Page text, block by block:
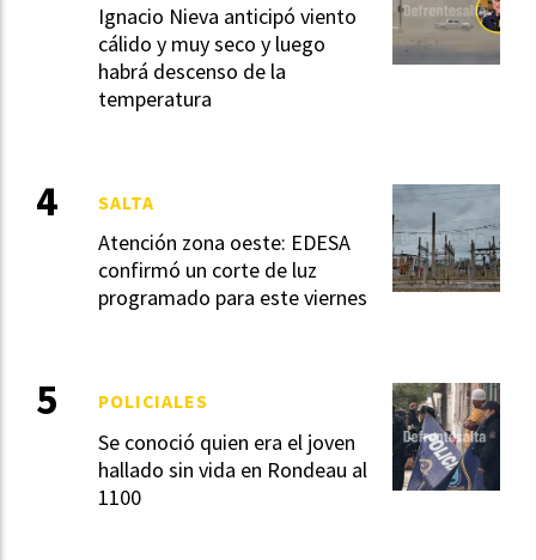
Ignacio Nieva anticipó viento
cálido y muy seco y luego
habrá descenso de la
temperatura
Atención zona oeste: EDESA
confirmó un corte de luz
programado para este viernes
SALTA
Se conoció quien era el joven
hallado sin vida en Rondeau al
1100
POLICIALES